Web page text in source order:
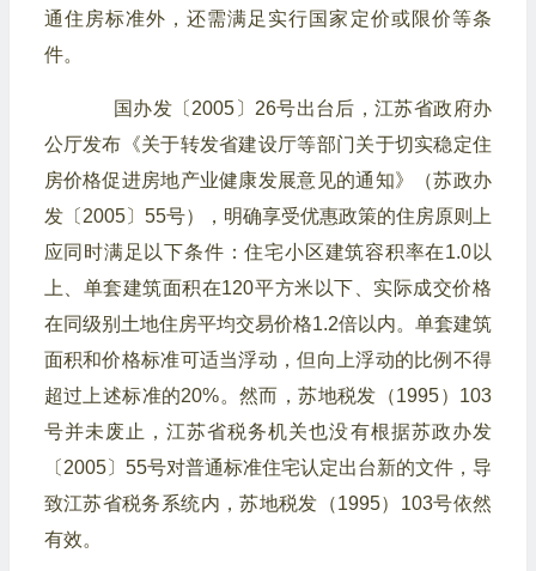
通住房标准外，还需满足实行国家定价或限价等条
件。
国办发〔2005〕26号出台后，江苏省政府办
公厅发布《关于转发省建设厅等部门关于切实稳定住
房价格促进房地产业健康发展意见的通知》（苏政办
发〔2005〕55号），明确享受优惠政策的住房原则上
应同时满足以下条件：住宅小区建筑容积率在1.0以
上、单套建筑面积在120平方米以下、实际成交价格
在同级别土地住房平均交易价格1.2倍以内。单套建筑
面积和价格标准可适当浮动，但向上浮动的比例不得
超过上述标准的20%。然而，苏地税发（1995）103
号并未废止，江苏省税务机关也没有根据苏政办发
〔2005〕55号对普通标准住宅认定出台新的文件，导
致江苏省税务系统内，苏地税发（1995）103号依然
有效。